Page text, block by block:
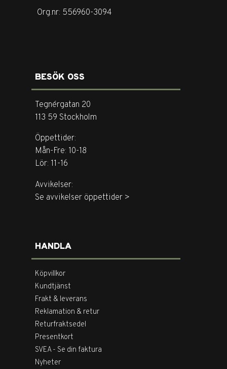
Org.nr: 556960-3094
BESÖK OSS
Tegnérgatan 20
113 59 Stockholm
Öppettider:
Mån-Fre: 10-18
Lör: 11-16
Avvikelser:
Se avvikelser öppettider >
HANDLA
Köpvillkor
Kundtjänst
Frakt & leverans
Reklamation & retur
Returfraktsedel
Presentkort
SVEA - Se din faktura
Nyheter